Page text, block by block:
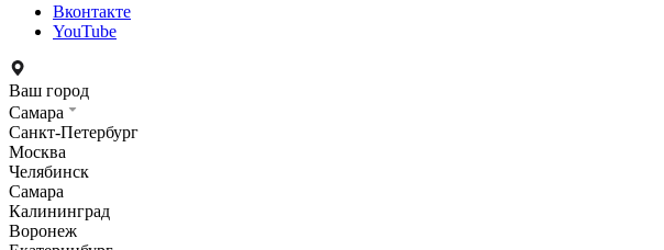
Вконтакте
YouTube
Ваш город
Самара
Санкт-Петербург
Москва
Челябинск
Самара
Калининград
Воронеж